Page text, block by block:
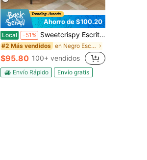
Ahorro de $100.20
Local -51% Sweetcrispy Escritorio en forma de L con estantes y cajones, escritorio de esquina blanco para computadora con salida de corriente, mesa de estudio con estantes ajustables, mesas de oficina en el hogar para dormitorio, maestro, lectura y escritura
#2 Más vendidos en Negro Escritorios para oficina en casa
$95.80 100+ vendidos
Envío Rápido Envío gratis